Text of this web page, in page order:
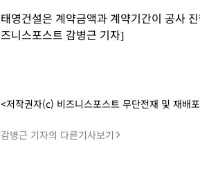
태영건설은 계약금액과 계약기간이 공사
즈니스포스트 감병근 기자]
<저작권자(c) 비즈니스포스트 무단전재 및 재배
감병근 기자의 다른기사보기